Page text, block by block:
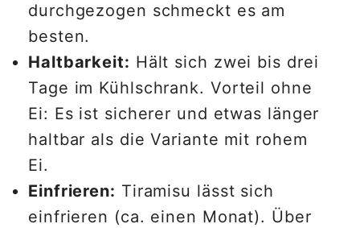
durchgezogen schmeckt es am
besten.
Haltbarkeit: Hält sich zwei bis drei
Tage im Kühlschrank. Vorteil ohne
Ei: Es ist sicherer und etwas länger
haltbar als die Variante mit rohem
Ei.
Einfrieren: Tiramisu lässt sich
einfrieren (ca. einen Monat). Über